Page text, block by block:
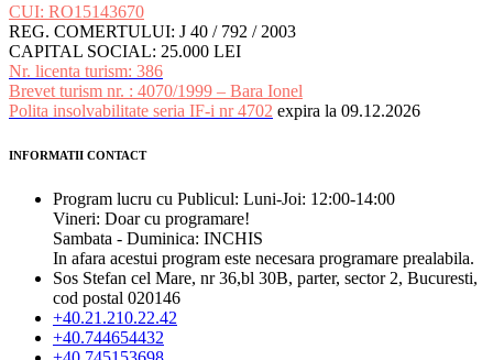
CUI: RO15143670
REG. COMERTULUI: J 40 / 792 / 2003
CAPITAL SOCIAL: 25.000 LEI
Nr. licenta turism: 386
Brevet turism nr. : 4070/1999 – Bara Ionel
Polita insolvabilitate seria IF-i nr 4702 expira la 09.12.2026
INFORMATII CONTACT
Program lucru cu Publicul: Luni-Joi: 12:00-14:00
Vineri: Doar cu programare!
Sambata - Duminica: INCHIS
In afara acestui program este necesara programare prealabila.
Sos Stefan cel Mare, nr 36,bl 30B, parter, sector 2, Bucuresti,
cod postal 020146
+40.21.210.22.42
+40.744654432